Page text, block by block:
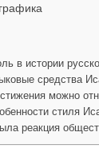
в истории
средства
можно
стиля
реакция